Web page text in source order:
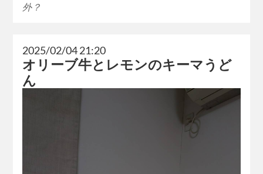
外？
2025/02/04 21:20
オリーブ牛とレモンのキーマうど
ん